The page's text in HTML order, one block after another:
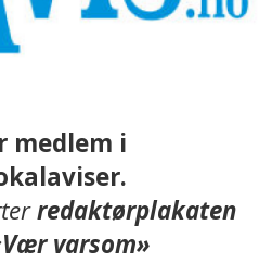
medlem i
redaktørplakaten
varsom»